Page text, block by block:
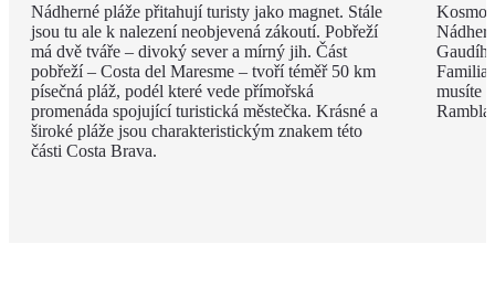
Nádherné pláže přitahují turisty jako magnet. Stále
jsou tu ale k nalezení neobjevená zákoutí. Pobřeží
má dvě tváře – divoký sever a mírný jih. Část
pobřeží – Costa del Maresme – tvoří téměř 50 km
písečná pláž, podél které vede přímořská
promenáda spojující turistická městečka. Krásné a
široké pláže jsou charakteristickým znakem této
části Costa Brava.
Familia
musíte